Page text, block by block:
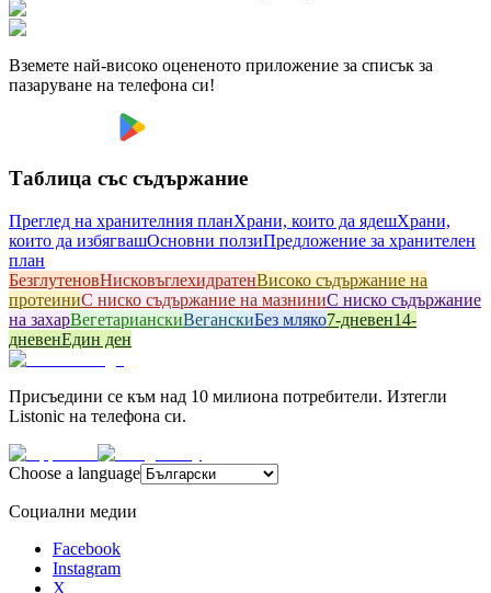
Вземете най-високо оцененото приложение за списък за
пазаруване на телефона си!
Таблица със съдържание
Преглед на хранителния планХрани, които да ядешХрани,
които да избягвашОсновни ползиПредложение за хранителен
план
БезглутеновHисковъглехидратенВисоко съдържание на
протеиниС ниско съдържание на мазниниС ниско съдържание
на захарВегетарианскиВеганскиБез мляко7-дневен14-
дневенЕдин ден
Присъедини се към над 10 милиона потребители. Изтегли
Listonic на телефона си.
Choose a language
Социални медии
Facebook
Instagram
X